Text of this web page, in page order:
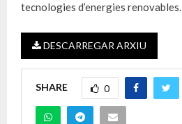
tecnologies d’energies renovables.
DESCARREGAR ARXIU
SHARE 0